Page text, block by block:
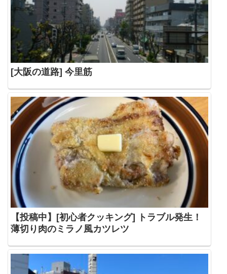
[大阪の道路] 今里筋
【投稿中】[初心者クッキング] トラブル発生！
薄切り肉のミラノ風カツレツ